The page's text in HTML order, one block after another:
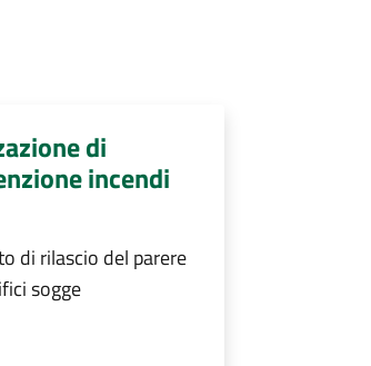
di
incendi
di rilascio del parere
sogge